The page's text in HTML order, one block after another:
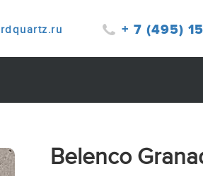
+ 7 (495)
Belenco